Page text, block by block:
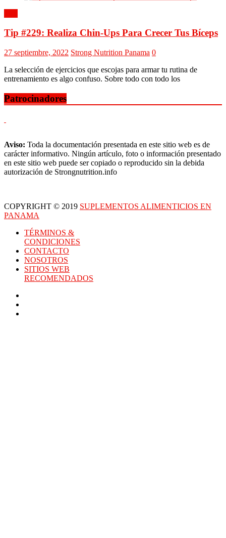
Tip #229: Realiza Chin-Ups Para Crecer Tus Bíceps
27 septiembre, 2022 Strong Nutrition Panama 0
La selección de ejercicios que escojas para armar tu rutina de
entrenamiento es algo confuso. Sobre todo con todo los
Patrocinadores
Aviso: Toda la documentación presentada en este sitio web es de
carácter informativo. Ningún artículo, foto o información presentado
en este sitio web puede ser copiado o reproducido sin la debida
autorización de Strongnutrition.info
COPYRIGHT © 2019 SUPLEMENTOS ALIMENTICIOS EN
PANAMA
TÉRMINOS &
CONDICIONES
CONTACTO
NOSOTROS
SITIOS WEB
RECOMENDADOS